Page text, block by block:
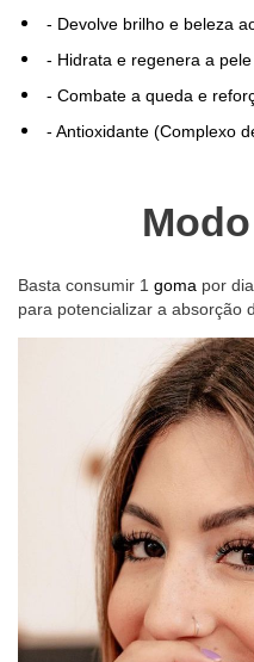
- Devolve brilho e beleza
- Hidrata e regenera a pele
- Combate a queda e
- Antioxidante (Complexo
Basta consumir 1 goma por
para potencializar a absorção